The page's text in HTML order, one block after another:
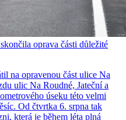
oprava části důležité
na opravenou část ulice Na
ulic Na Roudné, Jateční a
úseku této velmi
Od čtvrtka 6. srpna tak
která je během léta plná